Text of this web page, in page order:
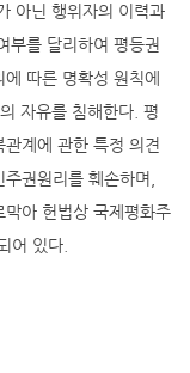
아닌 행위자의 이력과
부를 달리하여 평등권
따른 명확성 원칙에
자유를 침해한다. 평
계에 관한 특정 의견
권원리를 훼손하며,
아 헌법상 국제평화주
어 있다.